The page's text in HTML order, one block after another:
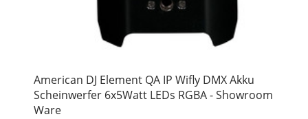
American DJ Element QA IP Wifly DMX Akku
Scheinwerfer 6x5Watt LEDs RGBA - Showroom
Ware